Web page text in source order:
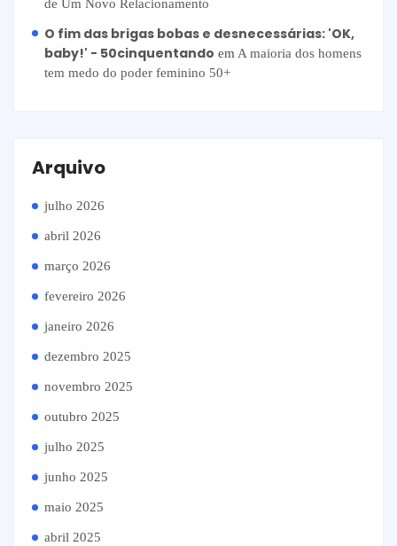
de Um Novo Relacionamento
O fim das brigas bobas e desnecessárias: 'OK,
baby!' - 50cinquentando em A maioria dos homens
tem medo do poder feminino 50+
Arquivo
julho 2026
abril 2026
março 2026
fevereiro 2026
janeiro 2026
dezembro 2025
novembro 2025
outubro 2025
julho 2025
junho 2025
maio 2025
abril 2025